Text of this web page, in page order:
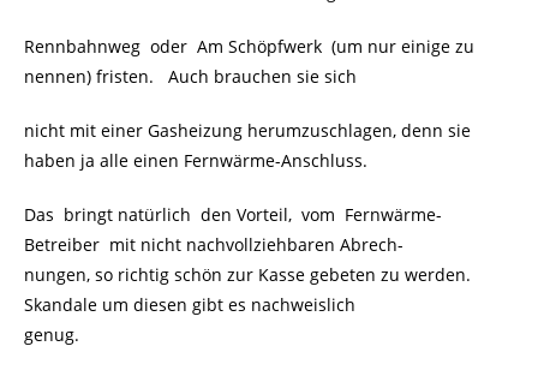
Rennbahnweg oder Am Schöpfwerk (um nur einige zu
nennen) fristen. Auch brauchen sie sich
nicht mit einer Gasheizung herumzuschlagen, denn sie
haben ja alle einen Fernwärme-Anschluss.
Das bringt natürlich den Vorteil, vom Fernwärme-
Betreiber mit nicht nachvollziehbaren Abrech-
nungen, so richtig schön zur Kasse gebeten zu werden.
Skandale um diesen gibt es nachweislich
genug.